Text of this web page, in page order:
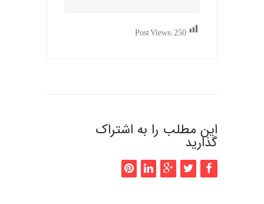
Post Views:250
این مطلب را به اشتراک
گذارید